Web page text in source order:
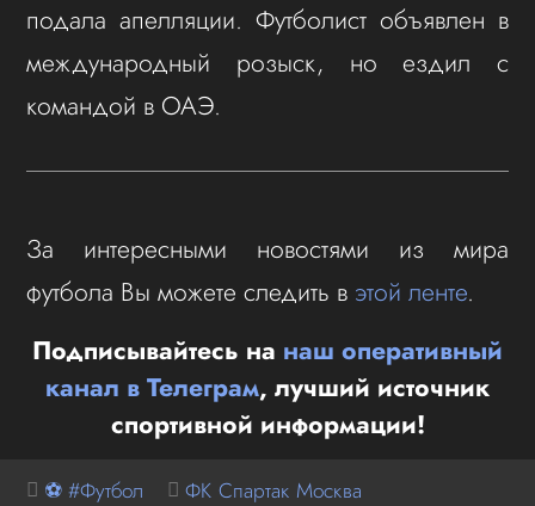
подала апелляции. Футболист объявлен в
международный розыск, но ездил с
командой в ОАЭ.
За интересными новостями из мира
футбола Вы можете следить в этой ленте.
Подписывайтесь на наш оперативный
канал в Телеграм, лучший источник
спортивной информации!
⚽ #Футбол ФК Спартак Москва